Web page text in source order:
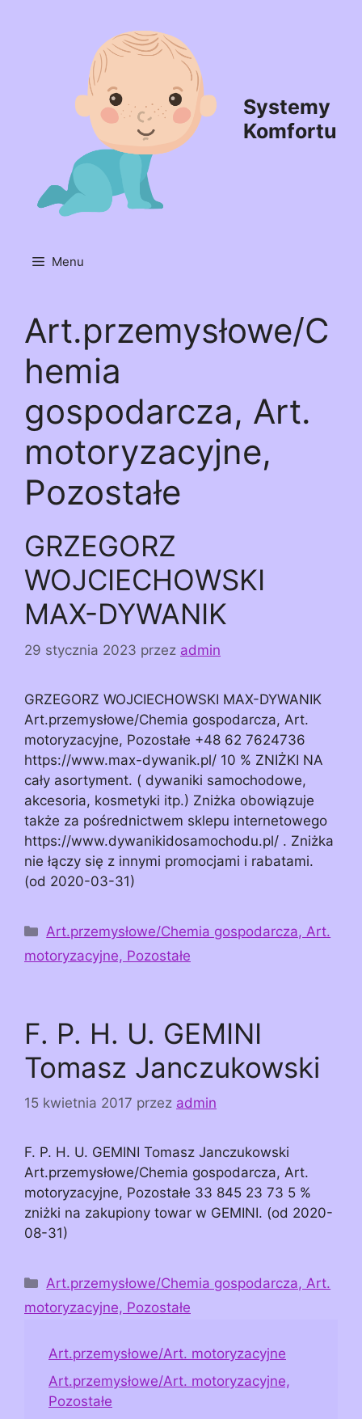
Systemy
Komfortu
Menu
Art.przemysłowe/C
hemia
gospodarcza, Art.
motoryzacyjne,
Pozostałe
GRZEGORZ
WOJCIECHOWSKI
MAX-DYWANIK
29 stycznia 2023 przez admin
GRZEGORZ WOJCIECHOWSKI MAX-DYWANIK
Art.przemysłowe/Chemia gospodarcza, Art.
motoryzacyjne, Pozostałe +48 62 7624736
https://www.max-dywanik.pl/ 10 % ZNIŻKI NA
cały asortyment. ( dywaniki samochodowe,
akcesoria, kosmetyki itp.) Zniżka obowiązuje
także za pośrednictwem sklepu internetowego
https://www.dywanikidosamochodu.pl/ . Zniżka
nie łączy się z innymi promocjami i rabatami.
(od 2020-03-31)
Kategorie
Art.przemysłowe/Chemia gospodarcza, Art.
motoryzacyjne, Pozostałe
F. P. H. U. GEMINI
Tomasz Janczukowski
15 kwietnia 2017 przez admin
F. P. H. U. GEMINI Tomasz Janczukowski
Art.przemysłowe/Chemia gospodarcza, Art.
motoryzacyjne, Pozostałe 33 845 23 73 5 %
zniżki na zakupiony towar w GEMINI. (od 2020-
08-31)
Kategorie
Art.przemysłowe/Chemia gospodarcza, Art.
motoryzacyjne, Pozostałe
Art.przemysłowe/Art. motoryzacyjne
Art.przemysłowe/Art. motoryzacyjne,
Pozostałe